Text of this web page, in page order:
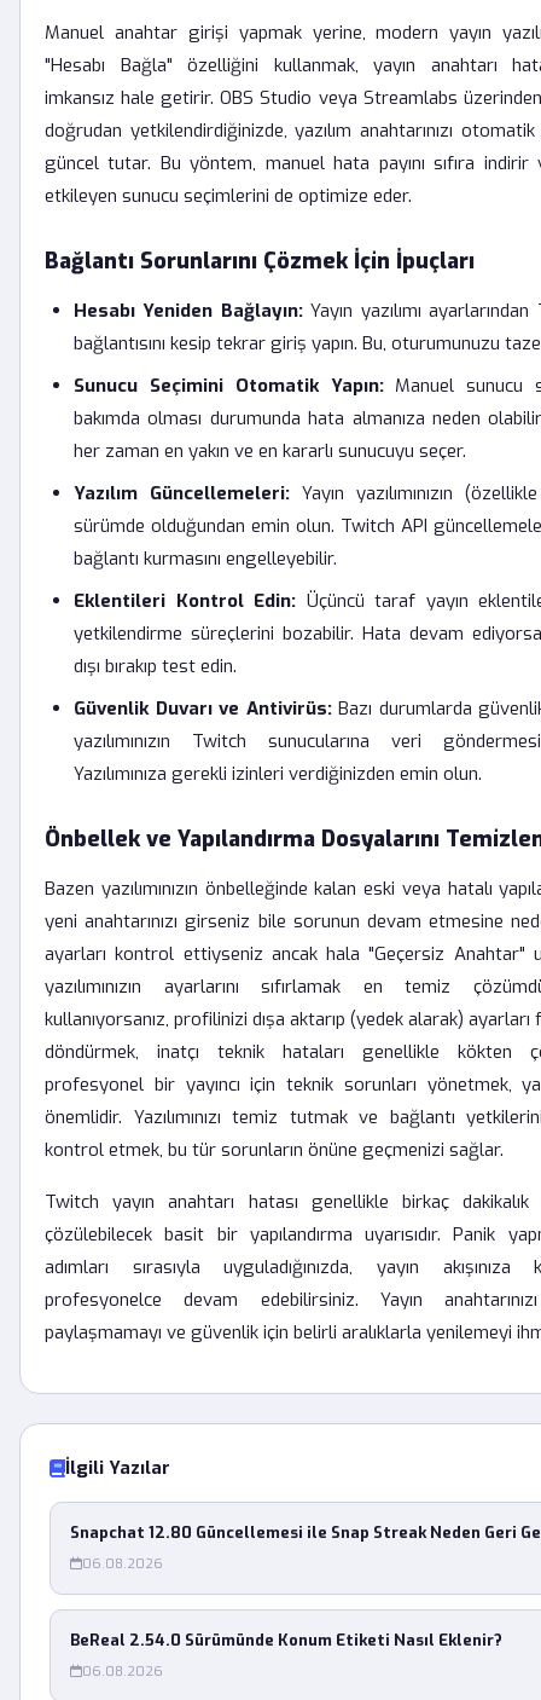
Manuel anahtar girişi yapmak yerine, modern yayın
"Hesabı Bağla" özelliğini kullanmak, yayın anahtarı
imkansız hale getirir. OBS Studio veya Streamlabs üzerinden
doğrudan yetkilendirdiğinizde, yazılım anahtarınızı
güncel tutar. Bu yöntem, manuel hata payını sıfıra indirir
etkileyen sunucu seçimlerini de optimize eder.
Bağlantı Sorunlarını Çözmek İçin İpuçları
Hesabı Yeniden Bağlayın:Yayın yazılımı ayarlarından
bağlantısını kesip tekrar giriş yapın. Bu, oturumunuzu
Sunucu Seçimini Otomatik Yapın:Manuel sunucu
bakımda olması durumunda hata almanıza neden
her zaman en yakın ve en kararlı sunucuyu seçer.
Yazılım Güncellemeleri: Yayın yazılımınızın
sürümde olduğundan emin olun. Twitch API
bağlantı kurmasını engelleyebilir.
Eklentileri Kontrol Edin: Üçüncü taraf yayın
yetkilendirme süreçlerini bozabilir. Hata devam
dışı bırakıp test edin.
Güvenlik Duvarı ve Antivirüs:Bazı durumlarda güvenlik
yazılımınızın Twitch sunucularına veri
Yazılımınıza gerekli izinleri verdiğinizden emin olun.
Önbellek ve Yapılandırma Dosyalarını
Bazen yazılımınızın önbelleğinde kalan eski veya hatalı
yeni anahtarınızı girseniz bile sorunun devam etmesine
ayarları kontrol ettiyseniz ancak hala "Geçersiz Anahtar"
yazılımınızın ayarlarını sıfırlamak en temiz
kullanıyorsanız, profilinizi dışa aktarıp (yedek alarak)
döndürmek, inatçı teknik hataları genellikle kökten
profesyonel bir yayıncı için teknik sorunları yönetmek,
önemlidir. Yazılımınızı temiz tutmak ve bağlantı
kontrol etmek, bu tür sorunların önüne geçmenizi sağlar.
Twitch yayın anahtarı hatası genellikle birkaç
çözülebilecek basit bir yapılandırma uyarısıdır. Panik
adımları sırasıyla uyguladığınızda, yayın akışınıza
profesyonelce devam edebilirsiniz. Yayın
paylaşmamayı ve güvenlik için belirli aralıklarla yenilemeyi
İlgili Yazılar
Snapchat 12.80 Güncellemesi ile Snap Streak Neden Geri
06.08.2026
BeReal 2.54.0 Sürümünde Konum Etiketi Nasıl Eklenir?
06.08.2026